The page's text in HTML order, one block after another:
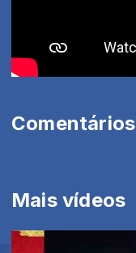
Mais vídeos
Comentários